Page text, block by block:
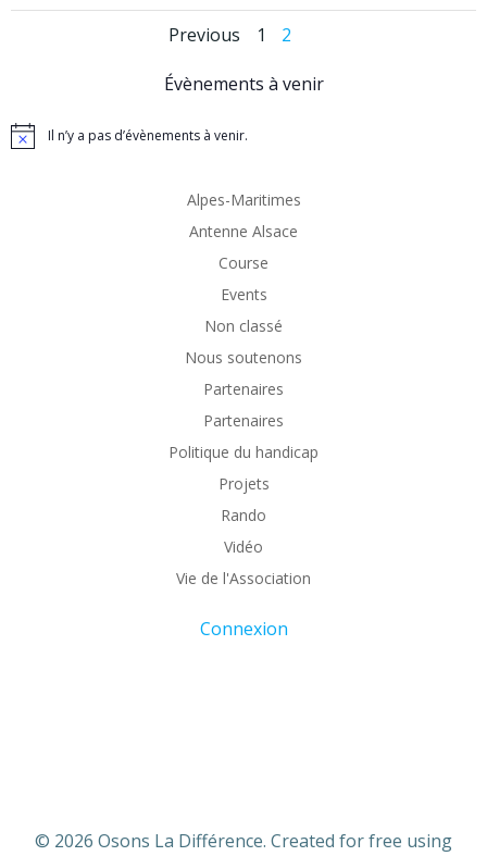
Posts
navigation
Previous
Posts
navigation
Page
1 Page
2
Évènements à venir
NoticeIl n’y a pas d’évènements à venir.
Alpes-Maritimes
Antenne Alsace
Course
Events
Non classé
Nous soutenons
Partenaires
Partenaires
Politique du handicap
Projets
Rando
Vidéo
Vie de l'Association
Connexion
© 2026 Osons La Différence. Created for free using